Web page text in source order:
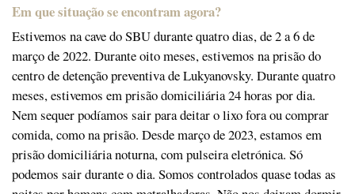
Em que situação se encontram agora?
Estivemos na cave do SBU durante quatro dias, de 2 a 6 de
março de 2022. Durante oito meses, estivemos na prisão do
centro de detenção preventiva de Lukyanovsky. Durante quatro
meses, estivemos em prisão domiciliária 24 horas por dia.
Nem sequer podíamos sair para deitar o lixo fora ou comprar
comida, como na prisão. Desde março de 2023, estamos em
prisão domiciliária noturna, com pulseira eletrónica. Só
podemos sair durante o dia. Somos controlados quase todas as